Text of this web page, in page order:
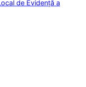
de Evidență a